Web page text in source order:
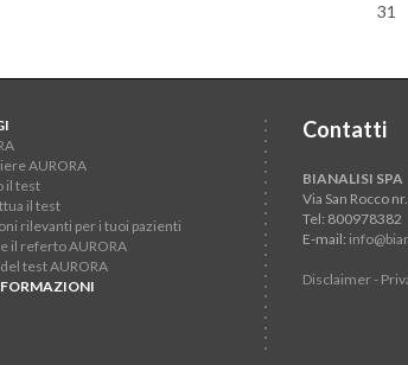
31
AURORA
il test
il test
rilevanti per i tuoi pazienti
il referto AURORA
test AURORA
Contatti
BIANALISI SPA
Via San Rocco
Tel: 800978382
E-mail:
Disclaimer -